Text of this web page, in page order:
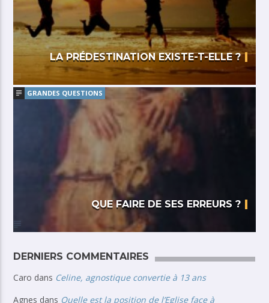
LA PRÉDESTINATION EXISTE-T-ELLE ?
GRANDES QUESTIONS
QUE FAIRE DE SES ERREURS ?
DERNIERS COMMENTAIRES
Caro dans Celine, agnostique convertie à 13 ans
Agnes dans Quelle est la position de l’Eglise face à